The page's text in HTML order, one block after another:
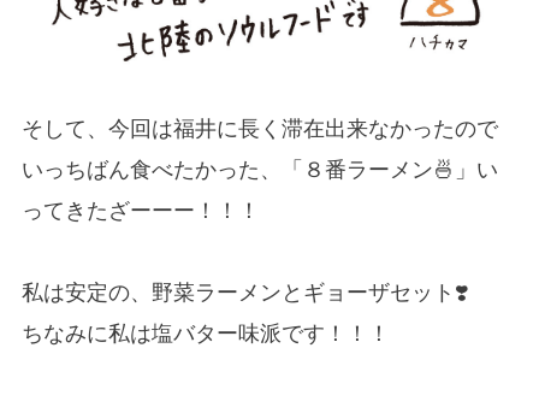
そして、今回は福井に長く滞在出来なかったので
いっちばん食べたかった、「８番ラーメン🍜」い
ってきたざーーー！！！
私は安定の、野菜ラーメンとギョーザセット❣️
ちなみに私は塩バター味派です！！！